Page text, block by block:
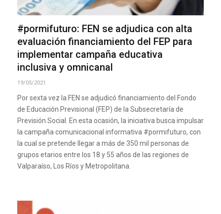
#pormifuturo: FEN se adjudica con alta
evaluación financiamiento del FEP para
implementar campaña educativa
inclusiva y omnicanal
19/05/2021
Por sexta vez la FEN se adjudicó financiamiento del Fondo
de Educación Previsional (FEP) de la Subsecretaría de
Previsión Social. En esta ocasión, la iniciativa busca impulsar
la campaña comunicacional informativa #pormifuturo, con
la cual se pretende llegar a más de 350 mil personas de
grupos etarios entre los 18 y 55 años de las regiones de
Valparaíso, Los Ríos y Metropolitana.